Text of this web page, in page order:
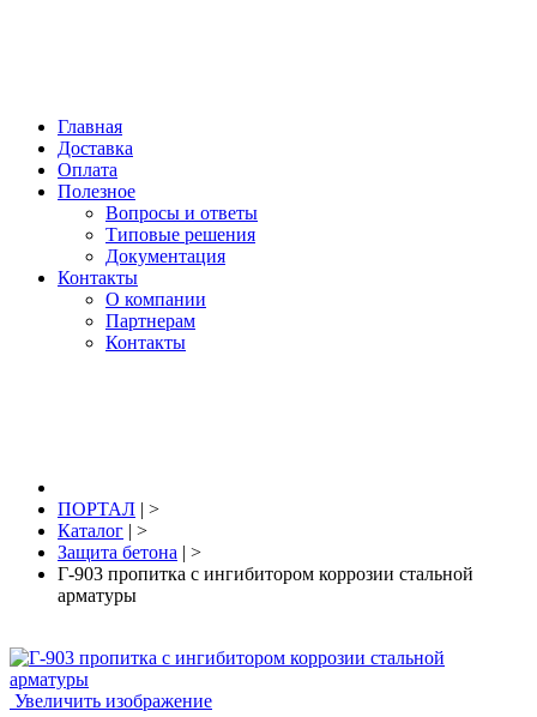
Главная
Доставка
Оплата
Полезное
Вопросы и ответы
Типовые решения
Документация
Контакты
О компании
Партнерам
Контакты
ПОРТАЛ | >
Каталог | >
Защита бетона | >
Г-903 пропитка с ингибитором коррозии стальной
арматуры
Увеличить изображение